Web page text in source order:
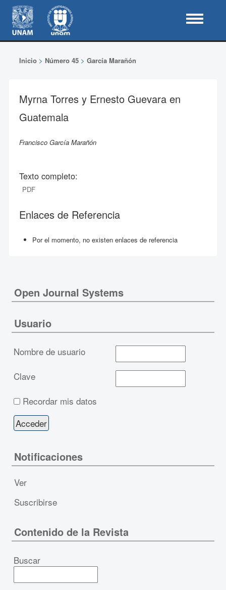
Inicio> Número 45> García Marañón
Myrna Torres y Ernesto Guevara en
Guatemala
Francisco García Marañón
Texto completo:
PDF
Enlaces de Referencia
Por el momento, no existen enlaces de referencia
Open Journal Systems
Usuario
Nombre de usuario
Clave
Recordar mis datos
Notificaciones
Ver
Suscribirse
Contenido de la Revista
Buscar